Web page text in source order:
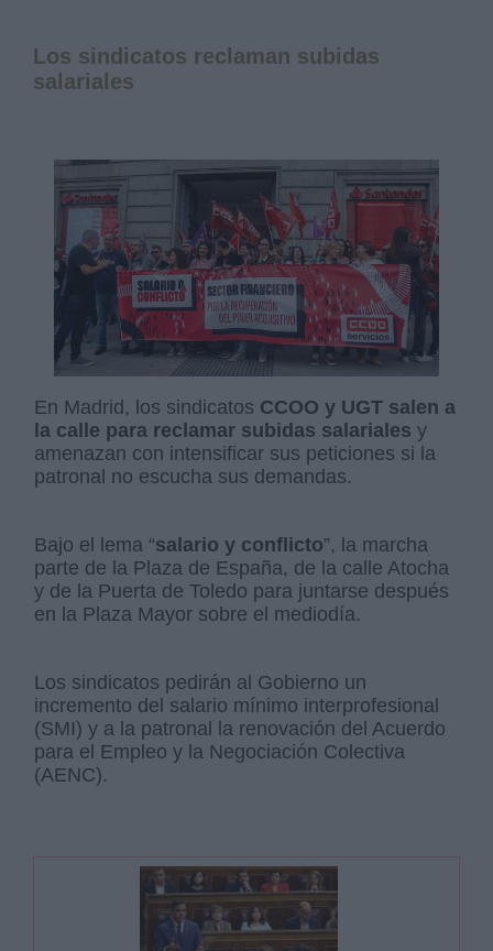
Los sindicatos reclaman subidas
salariales
En Madrid, los sindicatos CCOO y UGT salen a
la calle para reclamar subidas salariales y
amenazan con intensificar sus peticiones si la
patronal no escucha sus demandas.
Bajo el lema “salario y conflicto”, la marcha
parte de la Plaza de España, de la calle Atocha
y de la Puerta de Toledo para juntarse después
en la Plaza Mayor sobre el mediodía.
Los sindicatos pedirán al Gobierno un
incremento del salario mínimo interprofesional
(SMI) y a la patronal la renovación del Acuerdo
para el Empleo y la Negociación Colectiva
(AENC).